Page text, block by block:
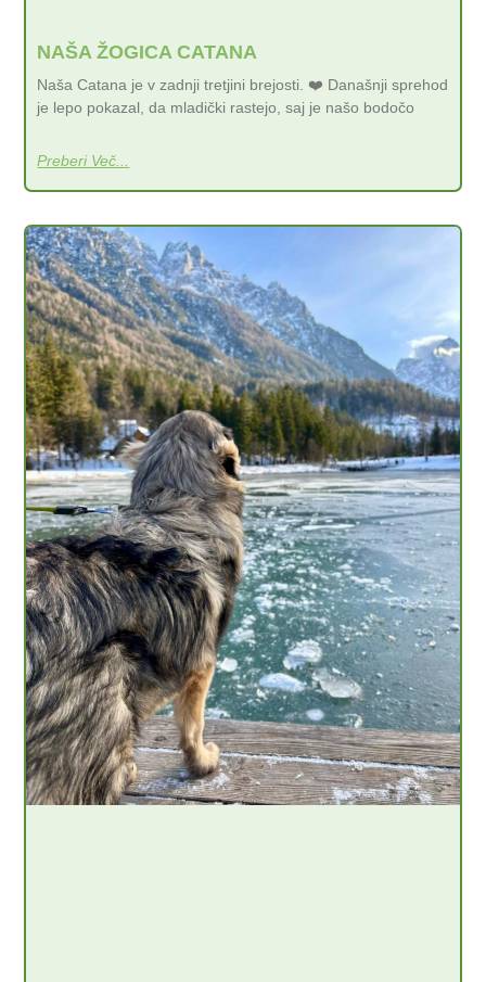
NAŠA ŽOGICA CATANA
Naša Catana je v zadnji tretjini brejosti. ❤️ Današnji sprehod
je lepo pokazal, da mladički rastejo, saj je našo bodočo
Preberi Več...